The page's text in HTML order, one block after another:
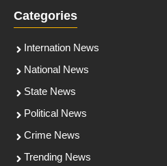
Categories
Internation News
National News
State News
Political News
Crime News
Trending News